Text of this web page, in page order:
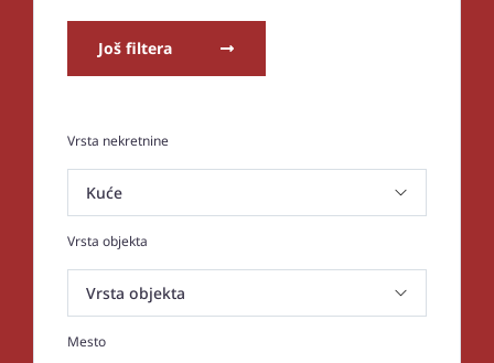
Još filtera
Vrsta nekretnine
Vrsta objekta
Mesto